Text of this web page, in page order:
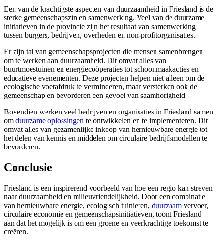
Een van de krachtigste aspecten van duurzaamheid in Friesland is de
sterke gemeenschapszin en samenwerking. Veel van de duurzame
initiatieven in de provincie zijn het resultaat van samenwerking
tussen burgers, bedrijven, overheden en non-profitorganisaties.
Er zijn tal van gemeenschapsprojecten die mensen samenbrengen
om te werken aan duurzaamheid. Dit omvat alles van
buurtmoestuinen en energiecoöperaties tot schoonmaakacties en
educatieve evenementen. Deze projecten helpen niet alleen om de
ecologische voetafdruk te verminderen, maar versterken ook de
gemeenschap en bevorderen een gevoel van saamhorigheid.
Bovendien werken veel bedrijven en organisaties in Friesland samen
om duurzame oplossingen te ontwikkelen en te implementeren. Dit
omvat alles van gezamenlijke inkoop van hernieuwbare energie tot
het delen van kennis en middelen om circulaire bedrijfsmodellen te
bevorderen.
Conclusie
Friesland is een inspirerend voorbeeld van hoe een regio kan streven
naar duurzaamheid en milieuvriendelijkheid. Door een combinatie
van hernieuwbare energie, ecologisch tuinieren, duurzaam vervoer,
circulaire economie en gemeenschapsinitiatieven, toont Friesland
aan dat het mogelijk is om een groene en veerkrachtige toekomst te
creëren.